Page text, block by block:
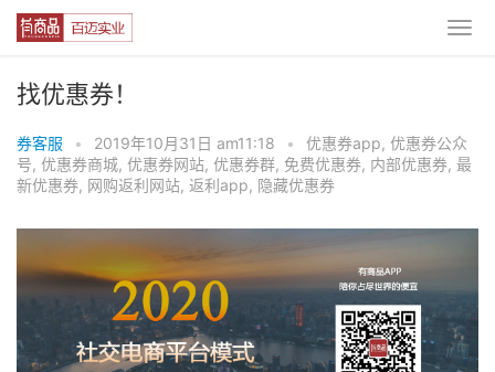
找优惠券！
券客服 • 2019年10月31日 am11:18 • 优惠券app, 优惠券公众
号, 优惠券商城, 优惠券网站, 优惠券群, 免费优惠券, 内部优惠券, 最
新优惠券, 网购返利网站, 返利app, 隐藏优惠券